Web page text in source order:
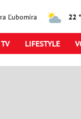
Ľubomíra 22
LIFESTYLE